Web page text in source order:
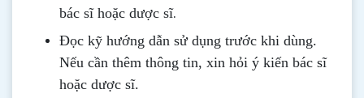
bác sĩ hoặc dược sĩ.
Đọc kỹ hướng dẫn sử dụng trước khi dùng.
Nếu cần thêm thông tin, xin hỏi ý kiến bác sĩ
hoặc dược sĩ.